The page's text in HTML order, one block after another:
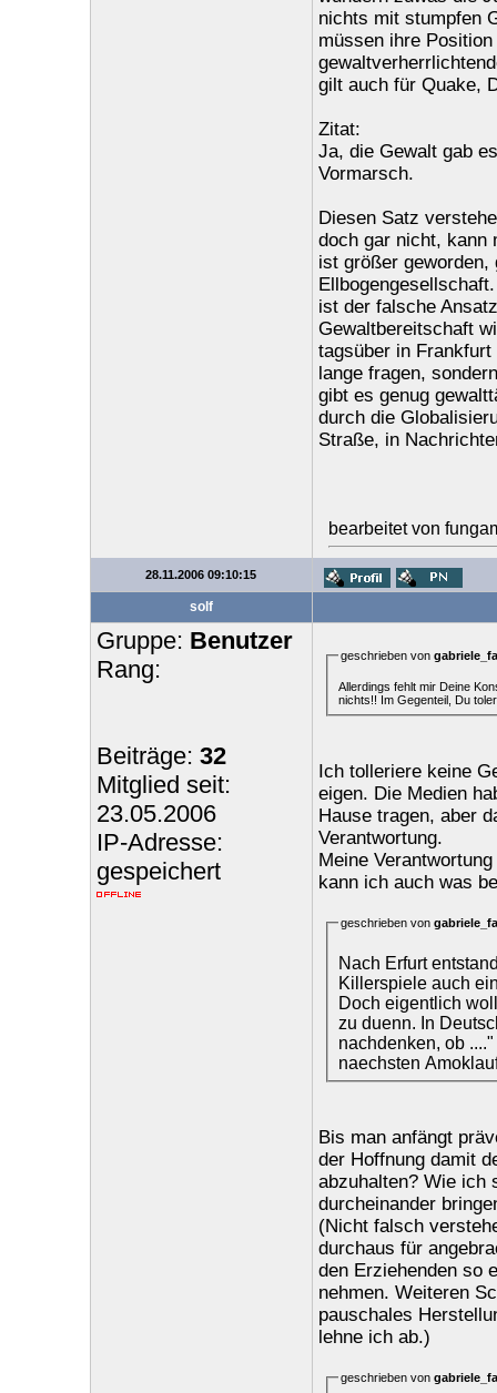
nichts mit stumpfen
müssen ihre
gilt auch für Quake,
Zitat:
Ja, die Gewalt gab
Vormarsch.
Diesen Satz
doch gar nicht, kann
ist größer
ist der falsche
Gewaltbereitschaft
tagsüber in
lange fragen,
gibt es genug
durch die
Straße, in
bearbeitet von
28.11.2006 09:10:15
solf
Gruppe: Benutzer
Rang:
Beiträge: 32
Mitglied seit:
23.05.2006
IP-Adresse:
gespeichert
geschrieben von
Allerdings fehlt mir Deine
nichts!! Im Gegenteil, Du
Ich tolleriere keine
eigen. Die Medien
Hause tragen, aber
Verantwortung.
Meine
kann ich auch was
geschrieben von
Nach Erfurt
Killerspiele auch
Doch eigentlich
zu duenn. In
nachdenken, ob
naechsten
Bis man anfängt
der Hoffnung damit
abzuhalten? Wie ich
durcheinander
(Nicht falsch
durchaus für
den Erziehenden so
nehmen. Weiteren
pauschales
lehne ich ab.)
geschrieben von